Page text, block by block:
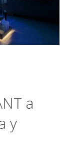
a
y